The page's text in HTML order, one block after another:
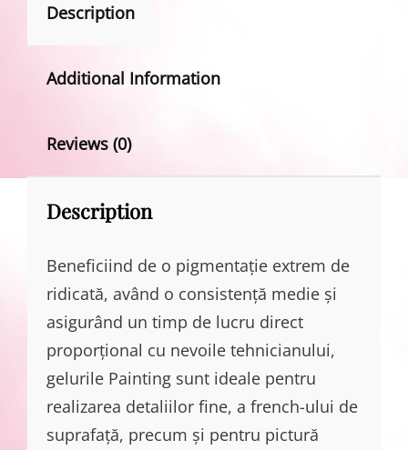
Description
Additional Information
Reviews (0)
Description
Beneficiind de o pigmentație extrem de
ridicată, având o consistență medie și
asigurând un timp de lucru direct
proporțional cu nevoile tehnicianului,
gelurile Painting sunt ideale pentru
realizarea detaliilor fine, a french-ului de
suprafață, precum și pentru pictură